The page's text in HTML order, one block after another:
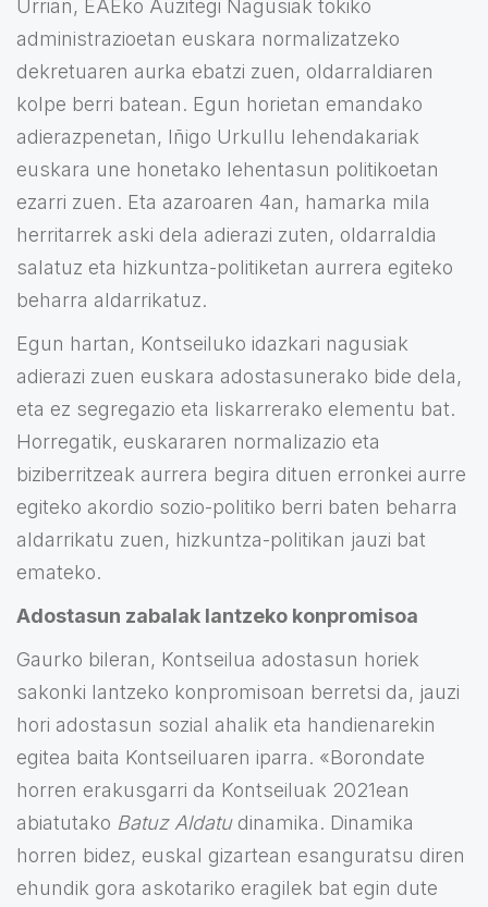
Urrian, EAEko Auzitegi Nagusiak tokiko
administrazioetan euskara normalizatzeko
dekretuaren aurka ebatzi zuen, oldarraldiaren
kolpe berri batean. Egun horietan emandako
adierazpenetan, Iñigo Urkullu lehendakariak
euskara une honetako lehentasun politikoetan
ezarri zuen. Eta azaroaren 4an, hamarka mila
herritarrek aski dela adierazi zuten, oldarraldia
salatuz eta hizkuntza-politiketan aurrera egiteko
beharra aldarrikatuz.
Egun hartan, Kontseiluko idazkari nagusiak
adierazi zuen euskara adostasunerako bide dela,
eta ez segregazio eta liskarrerako elementu bat.
Horregatik, euskararen normalizazio eta
biziberritzeak aurrera begira dituen erronkei aurre
egiteko akordio sozio-politiko berri baten beharra
aldarrikatu zuen, hizkuntza-politikan jauzi bat
emateko.
Adostasun zabalak lantzeko konpromisoa
Gaurko bileran, Kontseilua adostasun horiek
sakonki lantzeko konpromisoan berretsi da, jauzi
hori adostasun sozial ahalik eta handienarekin
egitea baita Kontseiluaren iparra. «Borondate
horren erakusgarri da Kontseiluak 2021ean
abiatutako Batuz Aldatu dinamika. Dinamika
horren bidez, euskal gizartean esanguratsu diren
ehundik gora askotariko eragilek bat egin dute